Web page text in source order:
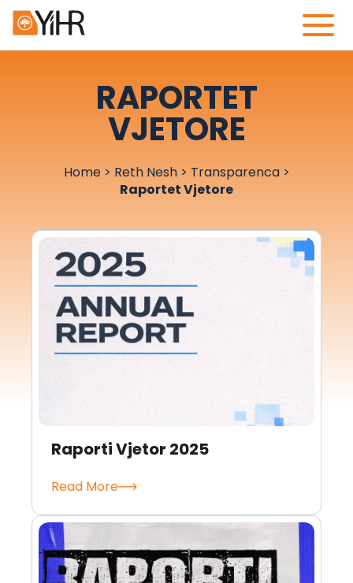
RAPORTET
VJETORE
Home> Reth Nesh> Transparenca>
Raportet Vjetore
Raporti Vjetor 2025
Read More